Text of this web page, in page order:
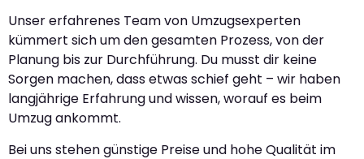
Unser erfahrenes Team von Umzugsexperten
kümmert sich um den gesamten Prozess, von der
Planung bis zur Durchführung. Du musst dir keine
Sorgen machen, dass etwas schief geht – wir haben
langjährige Erfahrung und wissen, worauf es beim
Umzug ankommt.
Bei uns stehen günstige Preise und hohe Qualität im